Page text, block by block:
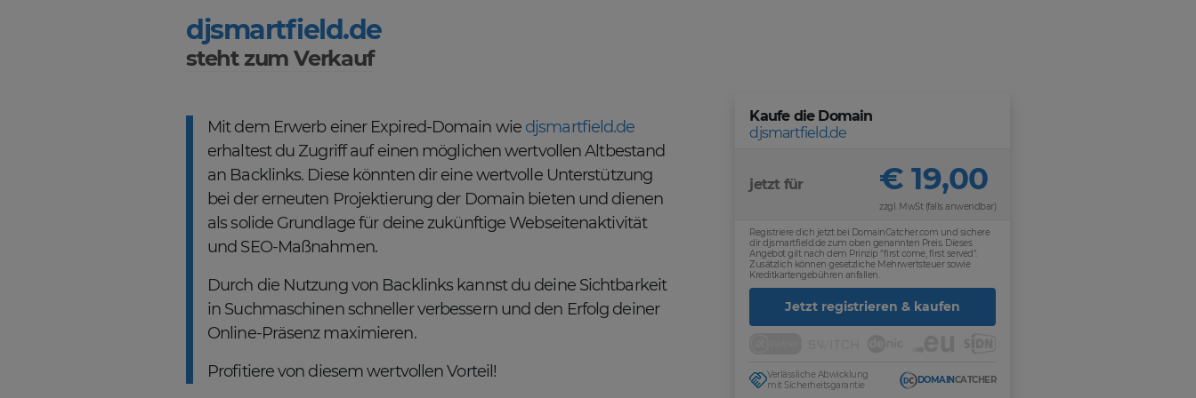
djsmartfield.de
steht zum Verkauf
Mit dem Erwerb einer Expired-Domain wie djsmartfield.de
erhaltest du Zugriff auf einen möglichen wertvollen Altbestand
an Backlinks. Diese könnten dir eine wertvolle Unterstützung
bei der erneuten Projektierung der Domain bieten und dienen
als solide Grundlage für deine zukünftige Webseitenaktivität
und SEO-Maßnahmen.
Durch die Nutzung von Backlinks kannst du deine Sichtbarkeit
in Suchmaschinen schneller verbessern und den Erfolg deiner
Online-Präsenz maximieren.
Profitiere von diesem wertvollen Vorteil!
Kaufe die Domain
djsmartfield.de
jetzt für € 19,00
zzgl. MwSt (falls anwendbar)
Registriere dich jetzt bei DomainCatcher.com und sichere
dir djsmartfield.de zum oben genannten Preis. Dieses
Angebot gilt nach dem Prinzip "first come, first served".
Zusätzlich können gesetzliche Mehrwertsteuer sowie
Kreditkartengebühren anfallen.
Jetzt registrieren & kaufen
Verlässliche Abwicklung
mit Sicherheitsgarantie
DOMAINCATCHER